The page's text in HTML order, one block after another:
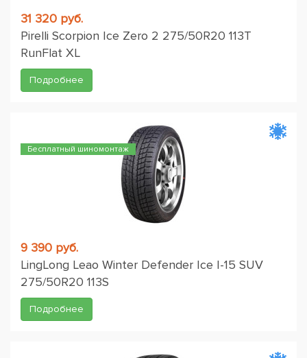
31 320 руб.
Pirelli Scorpion Ice Zero 2 275/50R20 113T
RunFlat XL
Подробнее
Бесплатный шиномонтаж
9 390 руб.
LingLong Leao Winter Defender Ice I-15 SUV
275/50R20 113S
Подробнее